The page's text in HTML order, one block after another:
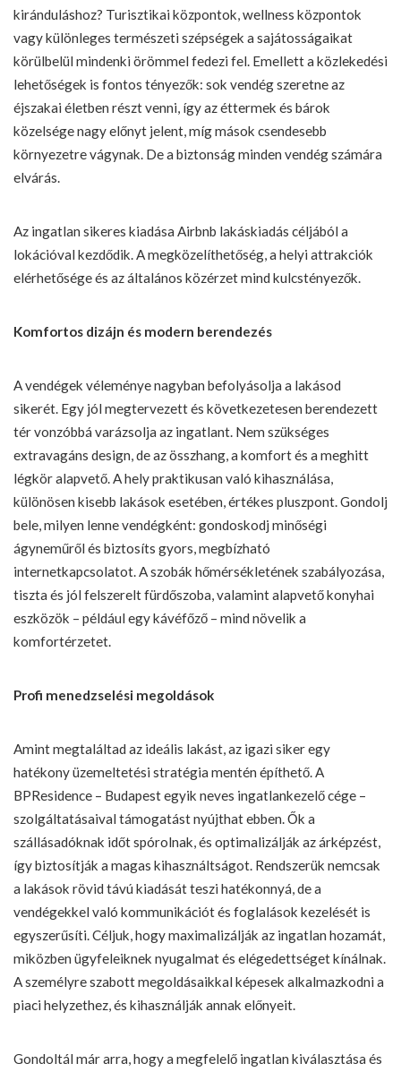
kiránduláshoz? Turisztikai központok, wellness központok
vagy különleges természeti szépségek a sajátosságaikat
körülbelül mindenki örömmel fedezi fel. Emellett a közlekedési
lehetőségek is fontos tényezők: sok vendég szeretne az
éjszakai életben részt venni, így az éttermek és bárok
közelsége nagy előnyt jelent, míg mások csendesebb
környezetre vágynak. De a biztonság minden vendég számára
elvárás.
Az ingatlan sikeres kiadása Airbnb lakáskiadás céljából a
lokációval kezdődik. A megközelíthetőség, a helyi attrakciók
elérhetősége és az általános közérzet mind kulcstényezők.
Komfortos dizájn és modern berendezés
A vendégek véleménye nagyban befolyásolja a lakásod
sikerét. Egy jól megtervezett és következetesen berendezett
tér vonzóbbá varázsolja az ingatlant. Nem szükséges
extravagáns design, de az összhang, a komfort és a meghitt
légkör alapvető. A hely praktikusan való kihasználása,
különösen kisebb lakások esetében, értékes pluszpont. Gondolj
bele, milyen lenne vendégként: gondoskodj minőségi
ágyneműről és biztosíts gyors, megbízható
internetkapcsolatot. A szobák hőmérsékletének szabályozása,
tiszta és jól felszerelt fürdőszoba, valamint alapvető konyhai
eszközök – például egy kávéfőző – mind növelik a
komfortérzetet.
Profi menedzselési megoldások
Amint megtaláltad az ideális lakást, az igazi siker egy
hatékony üzemeltetési stratégia mentén építhető. A
BPResidence – Budapest egyik neves ingatlankezelő cége –
szolgáltatásaival támogatást nyújthat ebben. Ők a
szállásadóknak időt spórolnak, és optimalizálják az árképzést,
így biztosítják a magas kihasználtságot. Rendszerük nemcsak
a lakások rövid távú kiadását teszi hatékonnyá, de a
vendégekkel való kommunikációt és foglalások kezelését is
egyszerűsíti. Céljuk, hogy maximalizálják az ingatlan hozamát,
miközben ügyfeleiknek nyugalmat és elégedettséget kínálnak.
A személyre szabott megoldásaikkal képesek alkalmazkodni a
piaci helyzethez, és kihasználják annak előnyeit.
Gondoltál már arra, hogy a megfelelő ingatlan kiválasztása és